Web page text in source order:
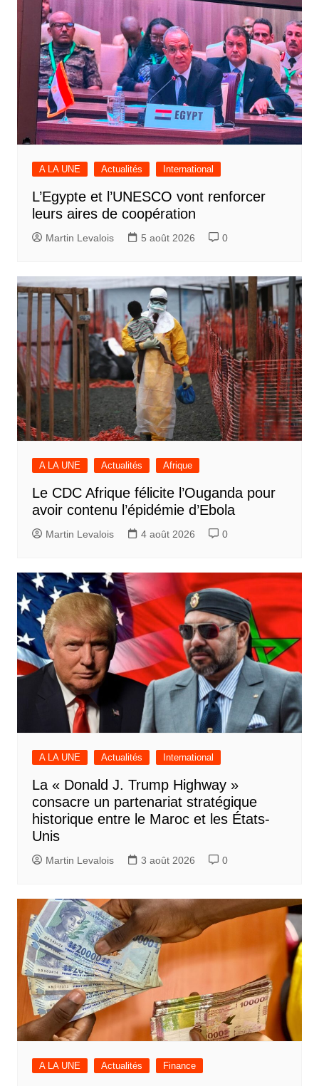
A LA UNE Actualités International
L’Egypte et l’UNESCO vont renforcer
leurs aires de coopération
Martin Levalois 5 août 2026 0
A LA UNE Actualités Afrique
Le CDC Afrique félicite l’Ouganda pour
avoir contenu l’épidémie d’Ebola
Martin Levalois 4 août 2026 0
A LA UNE Actualités International
La « Donald J. Trump Highway »
consacre un partenariat stratégique
historique entre le Maroc et les États-
Unis
Martin Levalois 3 août 2026 0
A LA UNE Actualités Finance